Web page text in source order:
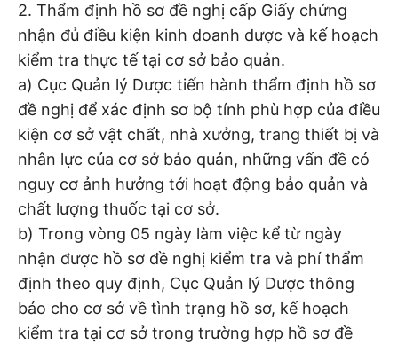
2. Thẩm định hồ sơ đề nghị cấp Giấy chứng
nhận đủ điều kiện kinh doanh dược và kế hoạch
kiểm tra thực tế tại cơ sở bảo quản.
a) Cục Quản lý Dược tiến hành thẩm định hồ sơ
đề nghị để xác định sơ bộ tính phù hợp của điều
kiện cơ sở vật chất, nhà xưởng, trang thiết bị và
nhân lực của cơ sở bảo quản, những vấn đề có
nguy cơ ảnh hưởng tới hoạt động bảo quản và
chất lượng thuốc tại cơ sở.
b) Trong vòng 05 ngày làm việc kể từ ngày
nhận được hồ sơ đề nghị kiểm tra và phí thẩm
định theo quy định, Cục Quản lý Dược thông
báo cho cơ sở về tình trạng hồ sơ, kế hoạch
kiểm tra tại cơ sở trong trường hợp hồ sơ đề